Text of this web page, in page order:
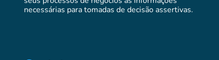
necessárias para tomadas de decisão assertivas.